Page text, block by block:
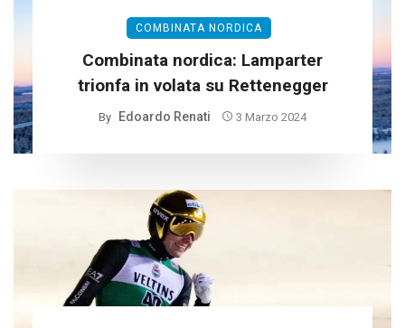
COMBINATA NORDICA
Combinata nordica: Lamparter
trionfa in volata su Rettenegger
By Edoardo Renati 3 Marzo 2024